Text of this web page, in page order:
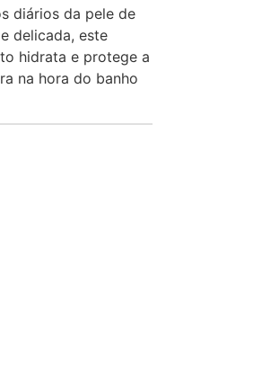
diários da pele de
delicada, este
hidrata e protege a
na hora do banho